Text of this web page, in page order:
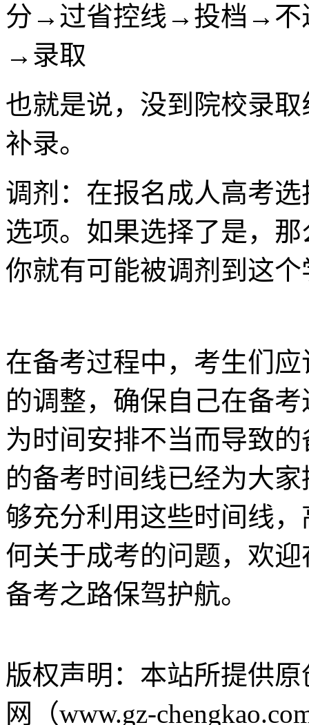
分→过省控线→投档→不
→录取
也就是说，没到院校录
补录。
调剂：在报名成人高考
选项。如果选择了是，
你就有可能被调剂到这
在备考过程中，考生们
的调整，确保自己在备
为时间安排不当而导致
的备考时间线已经为大
够充分利用这些时间线
何关于成考的问题，欢
备考之路保驾护航。
版权声明： 本站所提供
网（www.gz-